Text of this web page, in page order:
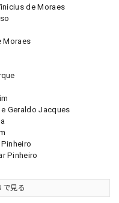
de Moraes
Moraes
Geraldo Jacques
Pinheiro
で見る